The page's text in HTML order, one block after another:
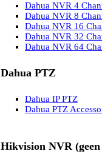
Dahua NVR 4
Dahua NVR 8
Dahua NVR 16
Dahua NVR 32
Dahua NVR 64
Dahua PTZ
Dahua IP PTZ
Dahua PTZ
Hikvision NVR (geen